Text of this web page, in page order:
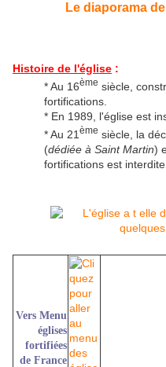
Le diaporama
Histoire de l'église :
* Au 16ème siècle,
fortifications.
* En 1989, l'église est
* Au 21 ème siècle, la
(dédiée à Saint Martin)
fortifications est interdite.
Vers Menu
églises
fortifiées
de France